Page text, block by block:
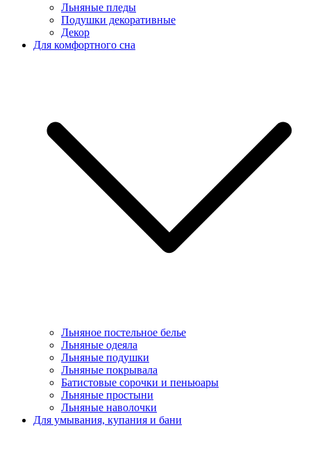
Льняные пледы
Подушки декоративные
Декор
Для комфортного сна
Льняное постельное белье
Льняные одеяла
Льняные подушки
Льняные покрывала
Батистовые сорочки и пеньюары
Льняные простыни
Льняные наволочки
Для умывания, купания и бани